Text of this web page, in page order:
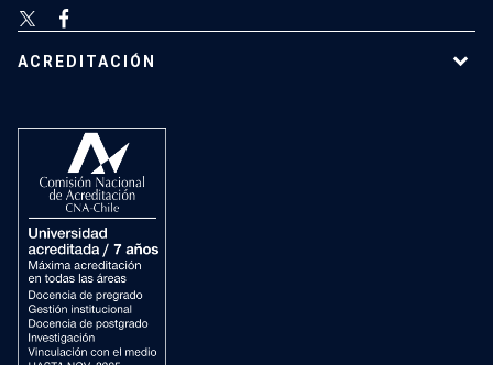
ACREDITACIÓN